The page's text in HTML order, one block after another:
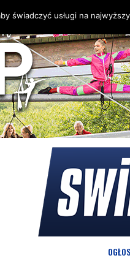
świadczyć usługi na